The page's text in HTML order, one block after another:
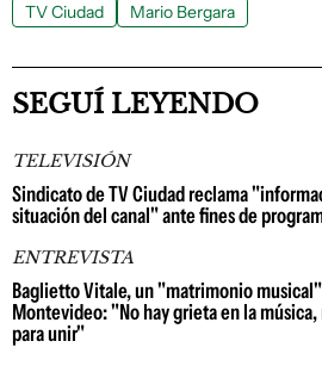
TV Ciudad Mario Bergara
SEGUÍ LEYENDO
TELEVISIÓN
Sindicato de TV Ciudad reclama
situación del canal" ante fines de
ENTREVISTA
Baglietto Vitale, un "matrimonio
Montevideo: "No hay grieta en la
para unir"